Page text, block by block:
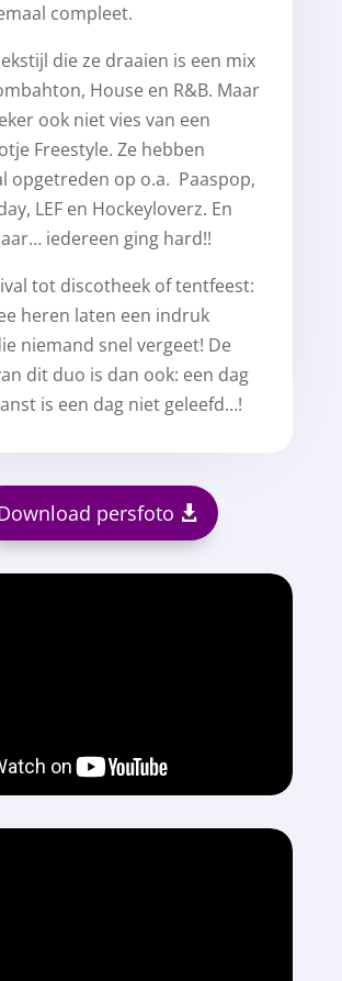
compleet.
die ze draaien is een mix
House en R&B. Maar
ook niet vies van een
Freestyle. Ze hebben
opgetreden op o.a. Paaspop,
LEF en Hockeyloverz. En
iedereen ging hard!!
tot discotheek of tentfeest:
heren laten een indruk
niemand snel vergeet! De
dit duo is dan ook: een dag
is een dag niet geleefd…!
persfoto